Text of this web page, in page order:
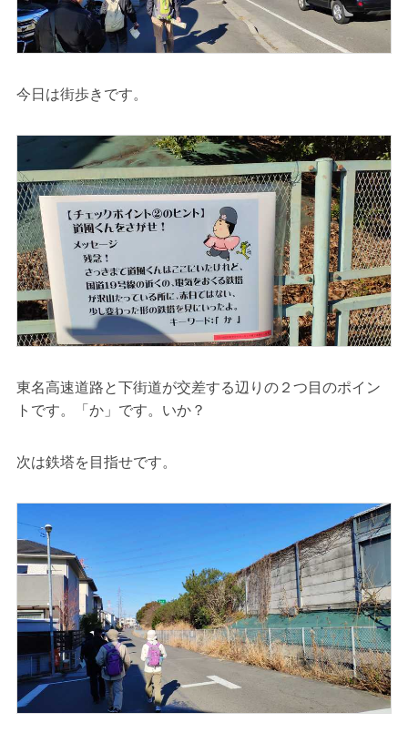
今日は街歩きです。
東名高速道路と下街道が交差する辺りの２つ目のポイン
トです。「か」です。いか？
次は鉄塔を目指せです。